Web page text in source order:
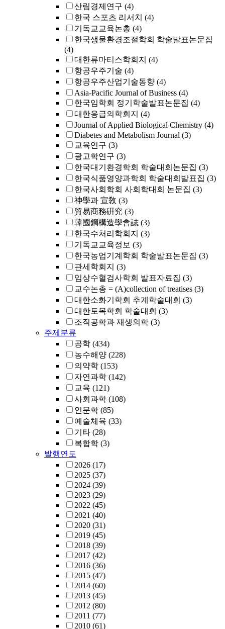
산림경제연구 (4)
한국 스포츠 리서치 (4)
기독교교육논총 (4)
한국생물환경조절학회 학술발표논문집
(4)
대한류마티스학회지 (4)
항공우주기술 (4)
항공우주산업기술동향 (4)
Asia-Pacific Journal of Business (4)
한국임학회 정기학술발표논문집 (4)
대한응급의학회지 (4)
Journal of Applied Biological Chemistry (4)
Diabetes and Metabolism Journal (3)
교육연구 (3)
광고학연구 (3)
한국대기환경학회 학술대회논문집 (3)
한국식품영양과학회 학술대회발표집 (3)
한국사회학회 사회학대회 논문집 (3)
神學과 宣敎 (3)
貿易商務硏究 (3)
韓國鋼構造學會誌 (3)
한국수처리학회지 (3)
기독교교육정보 (3)
한국농업기계학회 학술발표논문집 (3)
관세학회지 (3)
임상수혈검사학회 발표자료집 (3)
교수논총 = (A)collection of treatises (3)
대한소화기학회 추계학술대회 (3)
대한토목학회 학술대회 (3)
조직공학과 재생의학 (3)
주제분류
공학 (434)
농수해양 (228)
의약학 (153)
자연과학 (142)
교육 (121)
사회과학 (108)
인문학 (85)
예술체육 (33)
기타 (28)
복합학 (3)
발행연도
2026 (17)
2025 (37)
2024 (39)
2023 (29)
2022 (45)
2021 (40)
2020 (31)
2019 (45)
2018 (39)
2017 (42)
2016 (36)
2015 (47)
2014 (60)
2013 (45)
2012 (80)
2011 (77)
2010 (61)